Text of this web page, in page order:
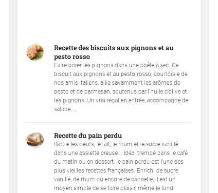
Recette des biscuits aux pignons et au
pesto rosso
Faire dorer les pignons dans une poêle à sec. Ce
biscuit aux pignons et au pesto rosso, courtoisie de
nos amis italiens, allie savamment les arômes de
pesto et de parmesan, soutenus par l’huile d’olive et
les pignons. Un vrai régal en entrée, accompagné de
salade....
Recette du pain perdu
Battre les oeufs, le lait, le rhum et le sucre vanillé
dans une assiette creuse... Idéal trempé dans le café
du matin ou en dessert, le pain perdu est l’une des
plus vieilles recettes françaises. Enrichi de sucre
vanillé, de rhum ou encore de cannelle, il est un
moyen simple de se faire plaisir, même le lundi